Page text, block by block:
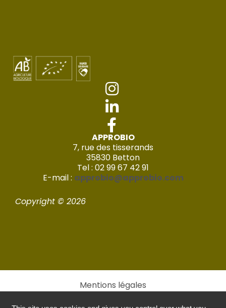
APPROBIO
7, rue des tisserands
35830 Betton
Tel : 02 99 67 42 91
E-mail : approbio@approbio.com
Copyright © 2026
Mentions légales